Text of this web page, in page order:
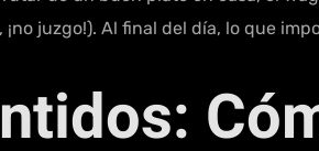
juzgo!). Al final del día, lo que